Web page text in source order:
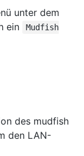
unter dem
ein
Mudfish
des mudfish
den LAN-